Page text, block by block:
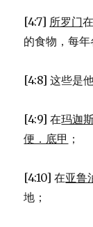
[4:7] 所罗门
的食物，每年
[4:8] 这些是
[4:9] 在玛迦
便．底甲 ；
[4:10] 在亚鲁
地；